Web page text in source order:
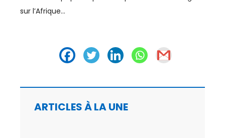
ENTREPRENEURIAT
FERROVIAIRE
sur l’Afrique…
ARTICLES À LA UNE